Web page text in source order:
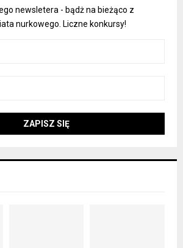
newsletera - bądż na bieżąco z
nurkowego. Liczne konkursy!